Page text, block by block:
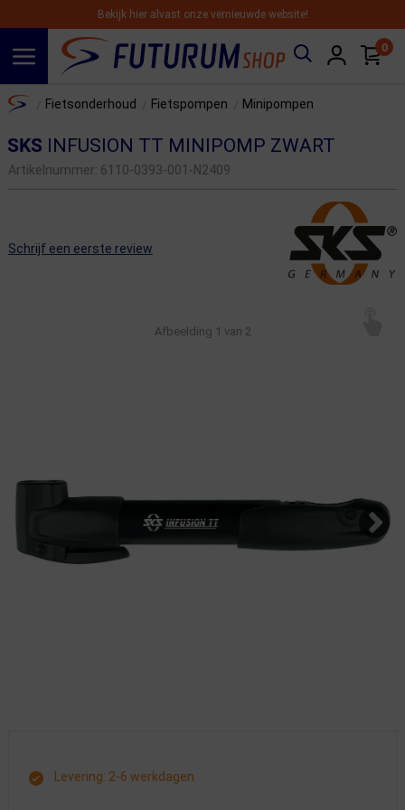
Bekijk hier alvast onze vernieuwde website!
0
Home Fietsonderhoud Fietspompen Minipompen
SKS INFUSION TT MINIPOMP ZWART
Artikelnummer: 6110-0393-001-N2409
Schrijf een eerste review
Afbeelding 1 van 2
Levering: 2-6 werkdagen